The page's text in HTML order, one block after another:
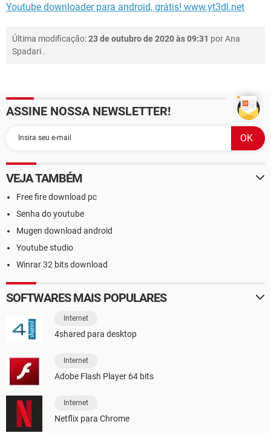
Youtube downloader para android, grátis! www.yt3dl.net
Última modificação:23 de outubro de 2020 às 09:31 porAna
Spadari .
ASSINE NOSSA NEWSLETTER!
VEJA TAMBÉM
Free fire download pc
Senha do youtube
Mugen download android
Youtube studio
Winrar 32 bits download
SOFTWARES MAIS POPULARES
Internet
4shared para desktop
Internet
Adobe Flash Player 64 bits
Internet
Netflix para Chrome